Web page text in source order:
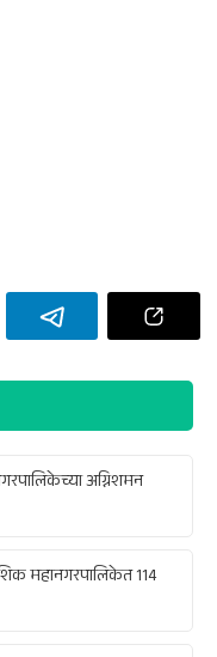
अग्निशमन
महानगरपालिकेत 114